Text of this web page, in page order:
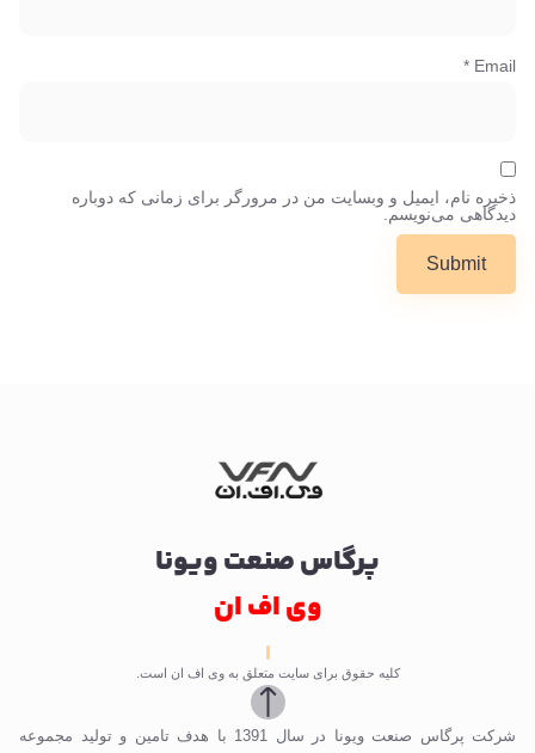
Email
*
ذخیره نام، ایمیل و وبسایت من در مرورگر برای زمانی که دوباره
دیدگاهی می‌نویسم.
پرگاس صنعت ویونا
وی اف ان
کلیه حقوق برای سایت متعلق به وی اف ان است.
شرکت پرگاس صنعت ویونا در سال 1391 با هدف تامین و تولید مجموعه